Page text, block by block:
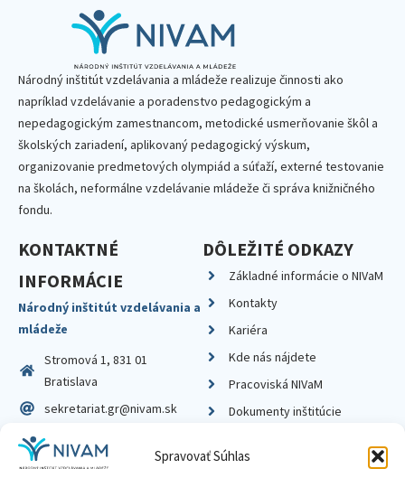
Spravovať Súhlas
Národný inštitút vzdelávania a mládeže realizuje činnosti ako
napríklad vzdelávanie a poradenstvo pedagogickým a
nepedagogickým zamestnancom, metodické usmerňovanie škôl a
školských zariadení, aplikovaný pedagogický výskum,
organizovanie predmetových olympiád a súťaží, externé testovanie
na školách, neformálne vzdelávanie mládeže či správa knižničného
fondu.
KONTAKTNÉ
INFORMÁCIE
Národný inštitút vzdelávania a
mládeže
Stromová 1, 831 01
Bratislava
sekretariat.gr@nivam.sk
IČO: 00164348
DIČ: 2020798714
DÔLEŽITÉ ODKAZY
Základné informácie o NIVaM
Kontakty
Kariéra
Kde nás nájdete
Pracoviská NIVaM
Dokumenty inštitúcie